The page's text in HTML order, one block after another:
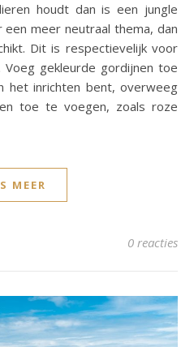
houdt dan is een jungle
meer neutraal thema, dan
Dit is respectievelijk voor
gekleurde gordijnen toe
het inrichten bent, overweeg
toe te voegen, zoals roze
MEER
0 reacties